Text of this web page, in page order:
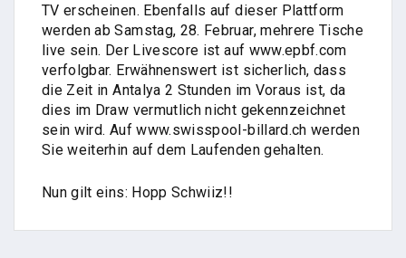
TV erscheinen. Ebenfalls auf dieser Plattform
werden ab Samstag, 28. Februar, mehrere Tische
live sein. Der Livescore ist auf www.epbf.com
verfolgbar. Erwähnenswert ist sicherlich, dass
die Zeit in Antalya 2 Stunden im Voraus ist, da
dies im Draw vermutlich nicht gekennzeichnet
sein wird. Auf www.swisspool-billard.ch werden
Sie weiterhin auf dem Laufenden gehalten.
Nun gilt eins: Hopp Schwiiz!!